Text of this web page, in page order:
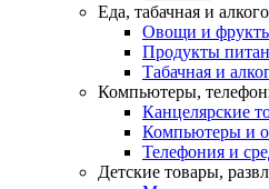
Еда, табачная и
Овощи и
Продукты
Табачная и
Компьютеры,
Канцелярские
Компьютеры и
Телефония и
Детские товары,